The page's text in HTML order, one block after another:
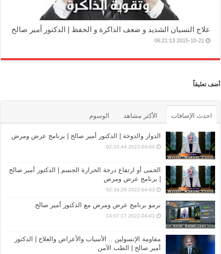
علاج النسيان الشديد و ضعف الذاكرة و الحفظ | الدكتور أمير صالح
2015-10-21 06:21:13
أضف تعليقاً
احدث الإضافات الأكثر مشاهد الوسوم
الدوار والدوخة | الدكتور أمير صالح | برنامج عرض ومرض
2022-04-04 02:25:44
الحمى أو ارتفاع درجة الحرارة الجسم | الدكتور أمير صالح
| برنامج عرض ومرض
2022-04-03 02:34:29
برمو برنامج عرض ومرض مع الدكتور أمير صالح
2022-04-01 14:07:17
مقاومة الإنسولين .. الأسباب والأعراض والعلاج | الدكتور
أمير صالح | الطب الآمن